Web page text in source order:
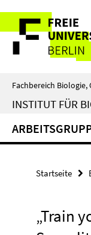
direkt
Inhalt
Service-
Navigation
Fachbereich Biologie,
INSTITUT FÜR
Startseite
„Train